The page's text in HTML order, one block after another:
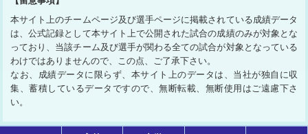
本サイト上のチームページ及び選手ページに掲載されている成績データ
は、公式記録として本サイト上で公開された試合の成績のみが対象とな
っており、当該チーム及び選手が関わる全ての試合が対象となっている
わけではありませんので、この点、ご了承下さい。
なお、成績データに限らず、本サイト上のデータは、当社が独自に収
集、蓄積しているデータですので、無断転載、無断使用はご遠慮下さ
い。